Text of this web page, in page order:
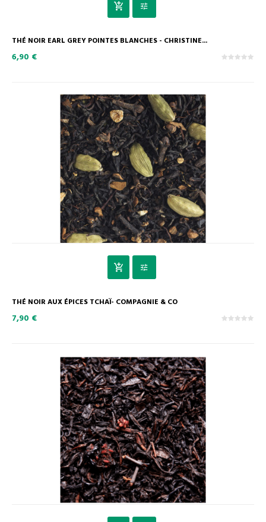
THÉ NOIR EARL GREY POINTES BLANCHES - CHRISTINE...
6,90 €
THÉ NOIR AUX ÉPICES TCHAÏ- COMPAGNIE & CO
7,90 €